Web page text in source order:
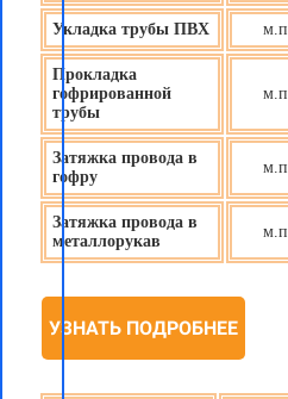
Укладка трубы ПВХ м.п
Прокладка
гофрированной
трубы
м.п
Затяжка провода в
гофру
м.п
Затяжка провода в
металлорукав
м.п
УЗНАТЬ ПОДРОБНЕЕ